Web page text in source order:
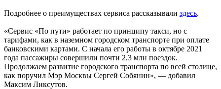
Подробнее о преимуществах сервиса рассказывали здесь.
«Сервис «По пути» работает по принципу такси, но с
тарифами, как в наземном городском транспорте при оплате
банковскими картами. С начала его работы в октябре 2021
года пассажиры совершили почти 2,3 млн поездок.
Продолжаем развитие городского транспорта по всей столице,
как поручил Мэр Москвы Сергей Собянин», — добавил
Максим Ликсутов.